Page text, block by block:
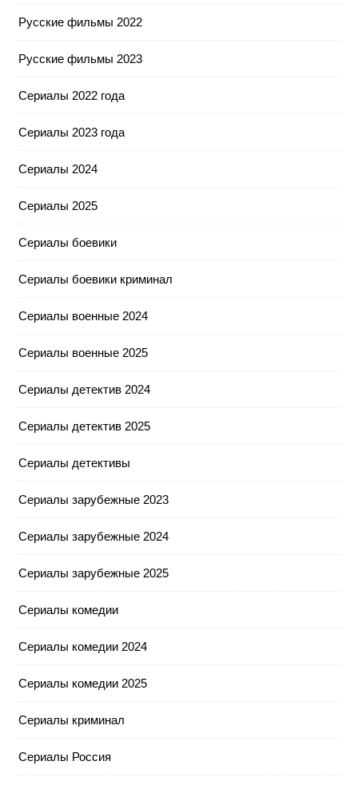
Русские фильмы 2022
Русские фильмы 2023
Сериалы 2022 года
Сериалы 2023 года
Сериалы 2024
Сериалы 2025
Сериалы боевики
Сериалы боевики криминал
Сериалы военные 2024
Сериалы военные 2025
Сериалы детектив 2024
Сериалы детектив 2025
Сериалы детективы
Сериалы зарубежные 2023
Сериалы зарубежные 2024
Сериалы зарубежные 2025
Сериалы комедии
Сериалы комедии 2024
Сериалы комедии 2025
Сериалы криминал
Сериалы Россия